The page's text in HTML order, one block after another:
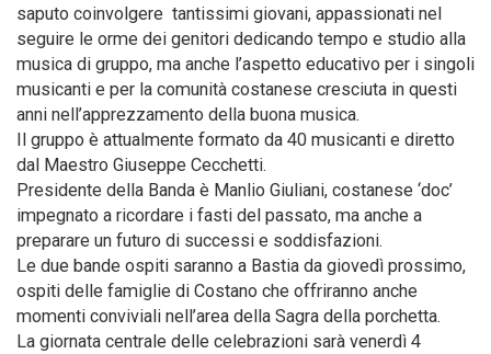
saputo coinvolgere tantissimi giovani, appassionati nel
seguire le orme dei genitori dedicando tempo e studio alla
musica di gruppo, ma anche l’aspetto educativo per i singoli
musicanti e per la comunità costanese cresciuta in questi
anni nell’apprezzamento della buona musica.
Il gruppo è attualmente formato da 40 musicanti e diretto
dal Maestro Giuseppe Cecchetti.
Presidente della Banda è Manlio Giuliani, costanese ‘doc’
impegnato a ricordare i fasti del passato, ma anche a
preparare un futuro di successi e soddisfazioni.
Le due bande ospiti saranno a Bastia da giovedì prossimo,
ospiti delle famiglie di Costano che offriranno anche
momenti conviviali nell’area della Sagra della porchetta.
La giornata centrale delle celebrazioni sarà venerdì 4